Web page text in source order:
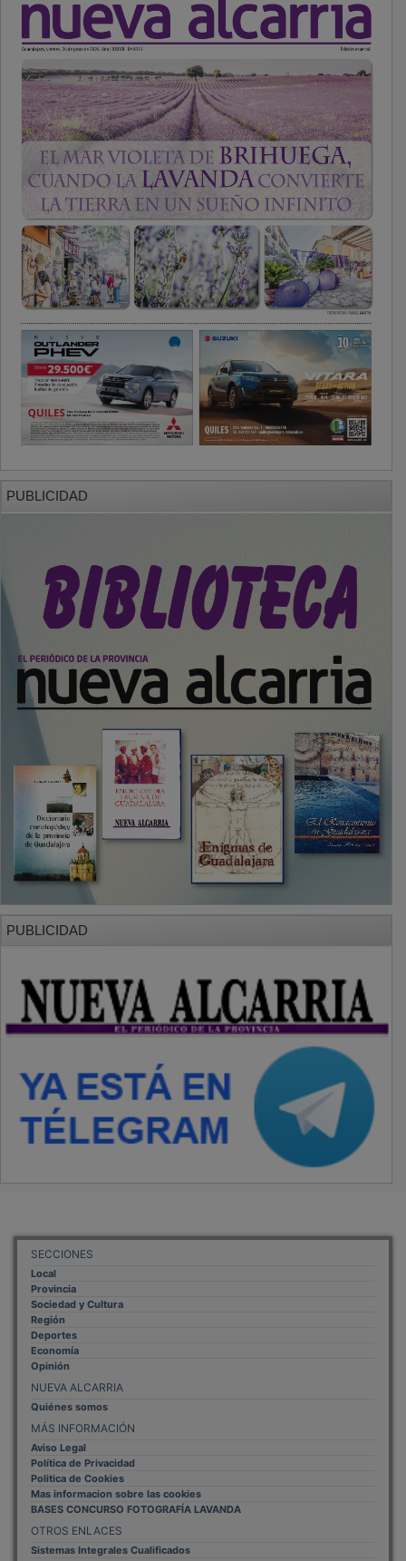
SECCIONES
Local
Provincia
Sociedad y Cultura
Región
Deportes
Economía
Opinión
NUEVA ALCARRIA
Quiénes somos
MÁS INFORMACIÓN
Aviso Legal
Política de Privacidad
Politica de Cookies
Mas informacion sobre las cookies
BASES CONCURSO FOTOGRAFÍA LAVANDA
OTROS ENLACES
Sistemas Integrales Cualificados
Entrada Bloggers